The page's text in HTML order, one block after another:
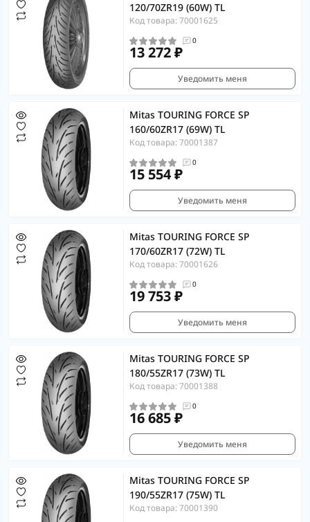
120/70ZR19 (60W) TL
Код товара: 70001625
0
13 272 ₽
Уведомить меня
Mitas TOURING FORCE SP
160/60ZR17 (69W) TL
Код товара: 70001387
0
15 554 ₽
Уведомить меня
Mitas TOURING FORCE SP
170/60ZR17 (72W) TL
Код товара: 70001626
0
19 753 ₽
Уведомить меня
Mitas TOURING FORCE SP
180/55ZR17 (73W) TL
Код товара: 70001388
0
16 685 ₽
Уведомить меня
Mitas TOURING FORCE SP
190/55ZR17 (75W) TL
Код товара: 70001390